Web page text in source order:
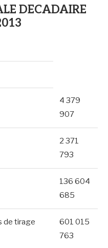
DECADAIRE
4 379
907
2 371
793
136 604
685
de tirage
601 015
763